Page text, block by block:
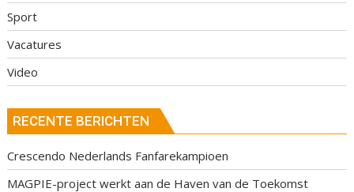
Sport
Vacatures
Video
RECENTE BERICHTEN
Crescendo Nederlands Fanfarekampioen
MAGPIE-project werkt aan de Haven van de Toekomst